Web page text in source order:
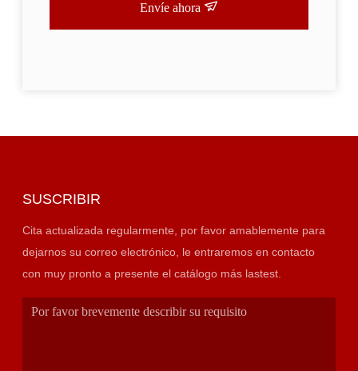
Envíe ahora
SUSCRIBIR
Cita actualizada regularmente, por favor amablemente para
dejarnos su correo electrónico, le entraremos en contacto
con muy pronto a presente el catálogo más lastest.